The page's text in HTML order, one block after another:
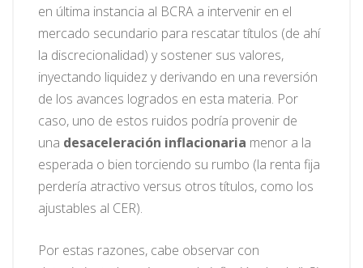
en última instancia al BCRA a intervenir en el
mercado secundario para rescatar títulos (de ahí
la discrecionalidad) y sostener sus valores,
inyectando liquidez y derivando en una reversión
de los avances logrados en esta materia. Por
caso, uno de estos ruidos podría provenir de
una desaceleración inflacionaria menor a la
esperada o bien torciendo su rumbo (la renta fija
perdería atractivo versus otros títulos, como los
ajustables al CER).
Por estas razones, cabe observar con